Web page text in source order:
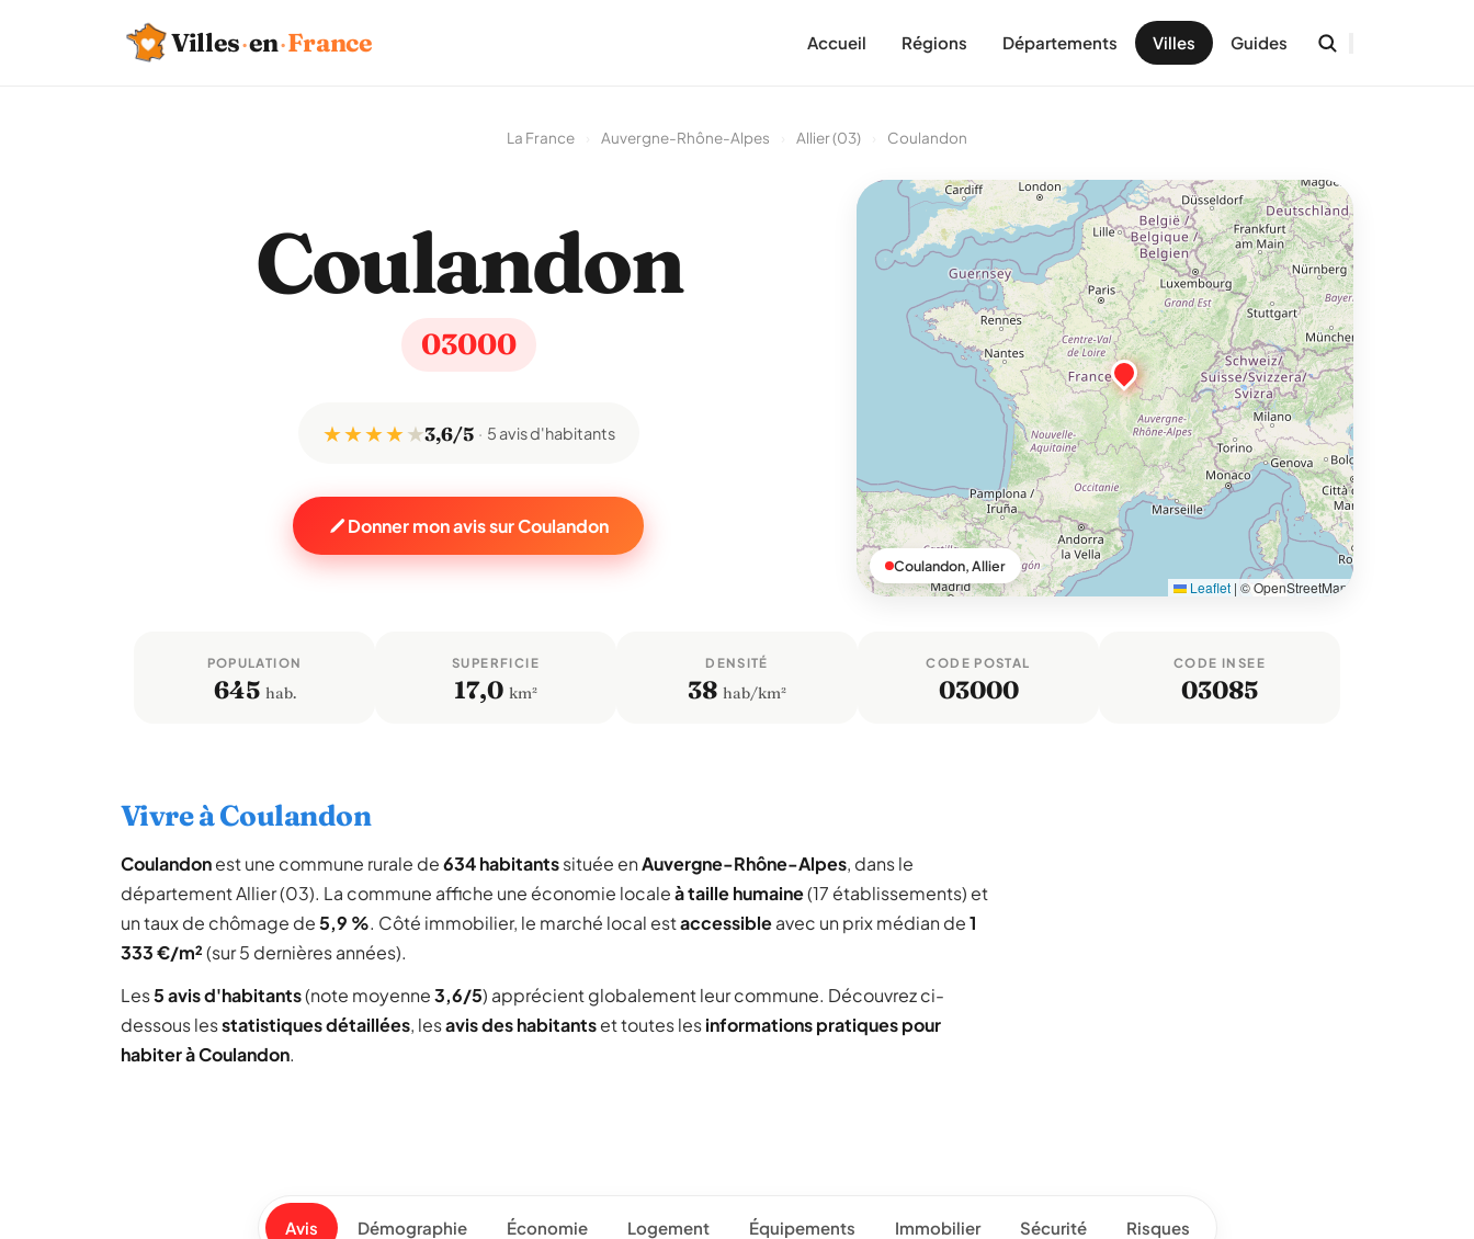
Villes·en·France Accueil Régions Départements Villes Guides
La France Auvergne-Rhône-Alpes Allier (03) Coulandon
Coulandon
03000
★ ★ ★ ★★3,6/5 5 avis d'habitants
Donner mon avis sur Coulandon
Leaflet | © OpenStreetMap
Coulandon, Allier
POPULATION
645 hab.
SUPERFICIE
17,0 km²
DENSITÉ
38 hab/km²
CODE POSTAL
03000
CODE INSEE
03085
Vivre à Coulandon
Coulandonest une commune rurale de634 habitantssituée enAuvergne-Rhône-Alpes, dans le
département Allier (03). La commune affiche une économie localeà taille humaine(17 établissements) et
un taux de chômage de5,9 %. Côté immobilier, le marché local estaccessibleavec un prix médian de1
333 €/m²(sur 5 dernières années).
Les5 avis d'habitants(note moyenne3,6/5) apprécient globalement leur commune. Découvrez ci-
dessous lesstatistiques détaillées, lesavis des habitantset toutes lesinformations pratiques pour
habiter à Coulandon.
Avis Démographie Économie Logement Équipements Immobilier Sécurité Risques